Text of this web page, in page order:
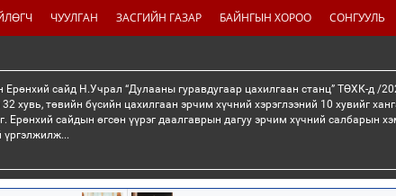
ЧУУЛГАН ЗАСГИЙН ГАЗАР БАЙНГЫН ХОРОО СОНГУУЛЬ
Ерөнхий сайд Н.Учрал “Дулааны гуравдугаар цахилгаан станц” ТӨХК-д /
хувь, төвийн бүсийн цахилгаан эрчим хүчний хэрэглээний 10 хувийг
Ерөнхий сайдын өгсөн үүрэг даалгаврын дагуу эрчим хүчний салбарын
үргэлжилж...